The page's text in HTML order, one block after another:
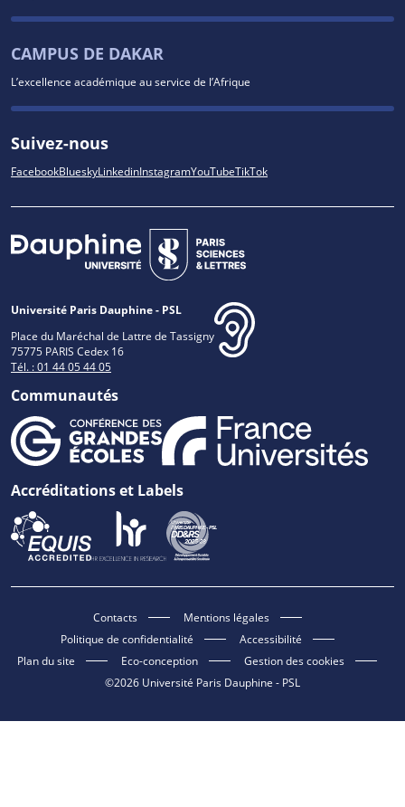
CAMPUS DE DAKAR
L’excellence académique au service de l’Afrique
Suivez-nous
FacebookBlueskyLinkedinInstagramYouTubeTikTok
Université Paris Dauphine - PSL
Place du Maréchal de Lattre de Tassigny
75775 PARIS Cedex 16
Tél. : 01 44 05 44 05
Communautés
Accréditations et Labels
Contacts
Mentions légales
Politique de confidentialité
Accessibilité
Plan du site
Eco-conception
Gestion des cookies
©2026 Université Paris Dauphine - PSL